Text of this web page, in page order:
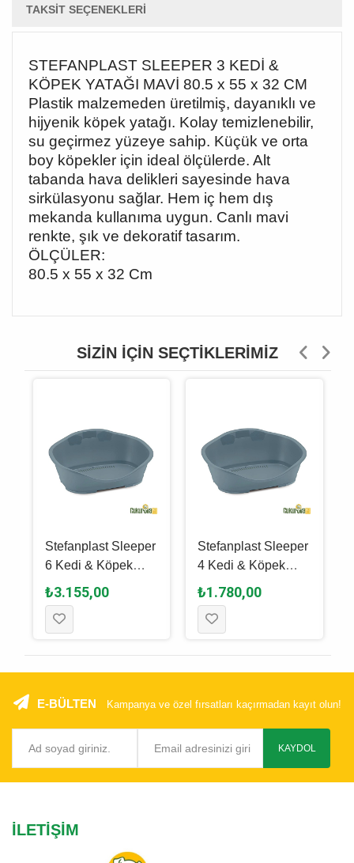
TAKSIT SEÇENEKLERI
STEFANPLAST SLEEPER 3 KEDİ &
KÖPEK YATAĞI MAVİ 80.5 x 55 x 32 CM
Plastik malzemeden üretilmiş, dayanıklı ve
hijyenik köpek yatağı. Kolay temizlenebilir,
su geçirmez yüzeye sahip. Küçük ve orta
boy köpekler için ideal ölçülerde. Alt
tabanda hava delikleri sayesinde hava
sirkülasyonu sağlar. Hem iç hem dış
mekanda kullanıma uygun. Canlı mavi
renkte, şık ve dekoratif tasarım.
ÖLÇÜLER:
80.5 x 55 x 32 Cm
SIZIN İÇIN SEÇTIKLERIMIZ
Stefanplast Sleeper
6 Kedi & Köpek
Yatağı Mavi 118 x
80 x 39 Cm
₺3.155,00
Stefanplast Sleeper
4 Kedi & Köpek
Yatağı Mavi 88 x 62
x 35.5 Cm
₺1.780,00
E-BÜLTEN Kampanya ve özel fırsatları kaçırmadan kayıt olun!
KAYDOL
İLETIŞIM